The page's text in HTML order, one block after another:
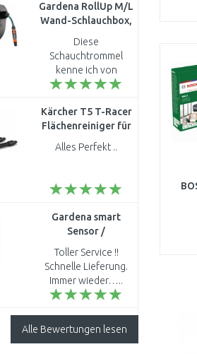
aber fest verankert.
Die Schnittleistung
Gardena RollUp M/L
Wand-Schlauchbox,
20
Diese
Schauchtrommel
kenne ich von
einigen Bekannten.
begeistert. ..
Kärcher T5 T-Racer
Flächenreiniger für
K2-K7 2.644-084.0
Alles Perfekt ..
Gardena smart
Sensor /
Bodenfeuchtesensor,
19040-20
Toller Service !!
Schnelle Lieferung.
Immer wieder…..
Alle Bewertungen lesen